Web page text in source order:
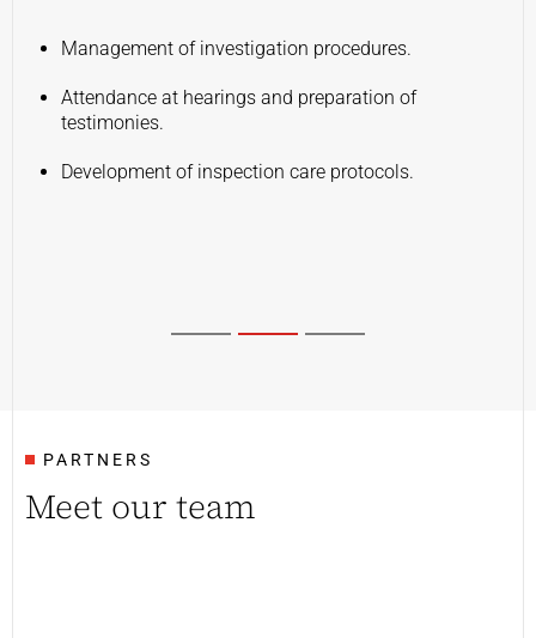
Management of investigation procedures.
Attendance at hearings and preparation of
testimonies.
Development of inspection care protocols.
PARTNERS
Meet our team